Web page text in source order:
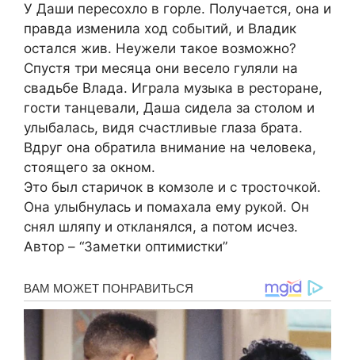
У Даши пересохло в горле. Получается, она и
правда изменила ход событий, и Владик
остался жив. Неужели такое возможно?
Спустя три месяца они весело гуляли на
свадьбе Влада. Играла музыка в ресторане,
гости танцевали, Даша сидела за столом и
улыбалась, видя счастливые глаза брата.
Вдруг она обратила внимание на человека,
стоящего за окном.
Это был старичок в комзоле и с тросточкой.
Она улыбнулась и помахала ему рукой. Он
снял шляпу и откланялся, а потом исчез.
Автор – “Заметки оптимистки”